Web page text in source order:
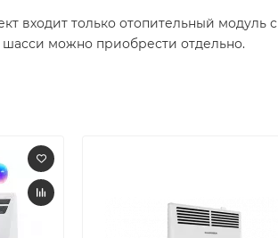
входит только отопительный модуль с
шасси можно приобрести отдельно.